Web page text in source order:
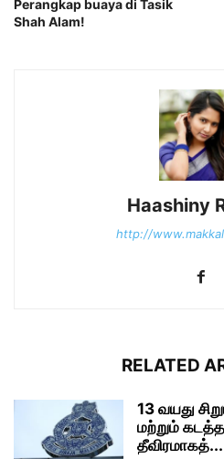
Perangkap buaya di Tasik
Shah Alam!
Haashiny
http://
RELATED
13 வயது
மற்றும்
தீவிரமாகத்...